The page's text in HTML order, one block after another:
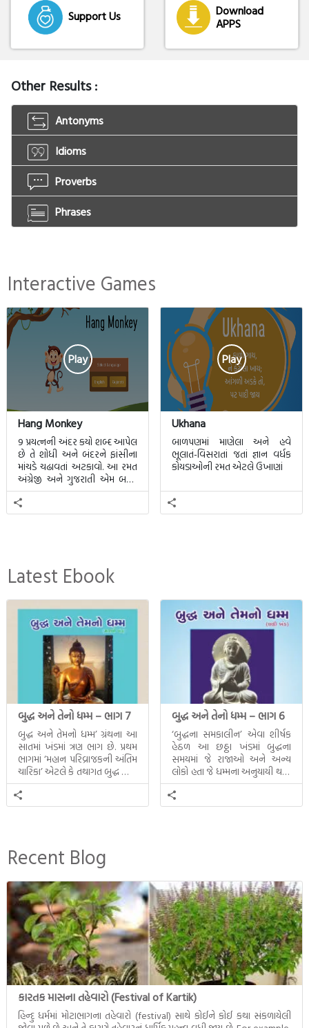
Support Us Download
APPS
Other Results :
Antonyms
Idioms
Proverbs
Phrases
Interactive Games
Play
Hang Monkey
9 પ્રયત્નની અંદર કયો શબ્દ આપેલ
છે તે શોધી અને બંદરને ફાંસીના
માંચડે ચઢાવતાં અટકાવો. આ રમત
અંગ્રેજી અને ગુજરાતી એમ બન્ને
ભાષા માટે રમી શકાશે.
Play
Ukhana
બાળપણમાં માણેલા અને હવે
ભૂલાતં-વિસરાતાં જતાં જ્ઞાન વર્ધક
કોયડાઓની રમત એટલે ઉખાણાં
Latest Ebook
બુદ્ધ અને તેનો ધમ્મ – ભાગ 7
બુદ્ધ અને તેમનો ધમ્મ’ ગ્રંથના આ
સાતમાં ખંડમાં ત્રણ ભાગ છે. પ્રથમ
ભાગમાં ‘મહાન પરિવ્રાજકની અંતિમ
ચારિકા’ એટલે કે તથાગત બુદ્ધ સાથે
સતત પરિભ્રમણ કરતા સહચારીઓ
સાથે ફરી એકવારની
મુલાકાત, બીજા ભાગમાં તથાગતે
ઉત્તરાધિકારી તરીકે સ્થાપે છે તે
દૃશ્યો અંકિત થયાં છે. ટૂંકમાં બુદ્ધનાં
જીવનના અંતિમ દિવસોની યાત્રાનો
પરિપાક જોવા મળે […]
બુદ્ધ અને તેનો ધમ્મ – ભાગ 6
‘બુદ્ધના સમકાલીન’ એવા શીર્ષક
હેઠળ આ છઠ્ઠા ખંડમાં બુદ્ધના
સમયમાં જે રાજાઓ અને અન્ય
લોકો હતા જે ધમ્મના અનુયાયી થયા.
તેમનો અને બુદ્ધ વચ્ચે થયેલો
સત્સંગ વીશે જાણકારી મળે છે.
Recent Blog
કારતક માસના તહેવારો (Festival of Kartik)
હિન્દુ ધર્મમાં મોટાભાગના તહેવારો (festival) સાથે કોઈને કોઈ કથા સંકળાયેલી